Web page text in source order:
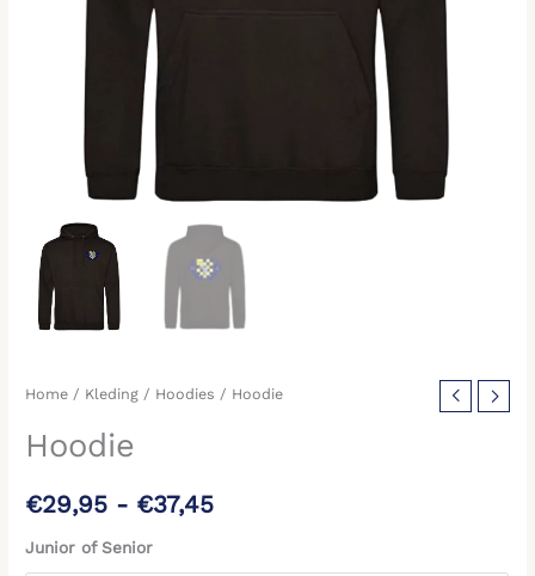
Home / Kleding / Hoodies / Hoodie
Hoodie
€29,95 - €37,45
Junior of Senior